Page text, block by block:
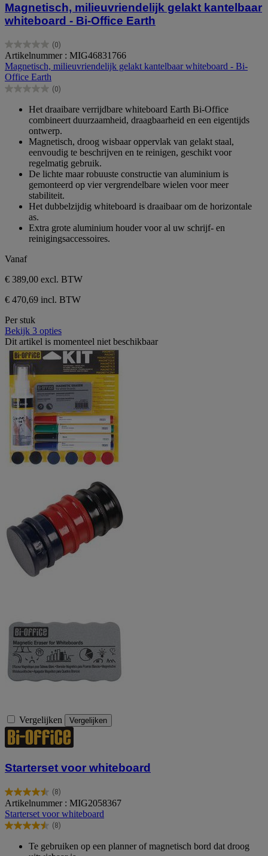
Magnetisch, milieuvriendelijk gelakt kantelbaar
whiteboard - Bi-Office Earth
(0)
0.0
van
de
5
sterren.
Artikelnummer : MIG46831766
Magnetisch, milieuvriendelijk gelakt kantelbaar whiteboard - Bi-
Office Earth
(0)
0.0
sterren.
Het draaibare verrijdbare whiteboard Earth Bi-Office
combineert duurzaamheid, draagbaarheid en een eigentijds
ontwerp.
Magnetisch, droog wisbaar oppervlak van gelakt staal,
eenvoudig te beschrijven en te reinigen, geschikt voor
regelmatig gebruik.
De lichte maar robuuste constructie van aluminium is
gemonteerd op vier vergrendelbare wielen voor meer
stabiliteit.
Het dubbelzijdig whiteboard is draaibaar om de horizontale
as.
Extra grote aluminium houder voor al uw schrijf- en
reinigingsaccessoires.
Vanaf
€ 389,00 excl. BTW
€ 470,69 incl. BTW
Per stuk
Bekijk 3 opties
Dit artikel is momenteel niet beschikbaar
Vergelijken Vergelijken
Starterset voor whiteboard
(8)
4.5
van
de
5
Artikelnummer : MIG2058367
Starterset voor whiteboard
(8)
4.5
Te gebruiken op een planner of magnetisch bord dat droog